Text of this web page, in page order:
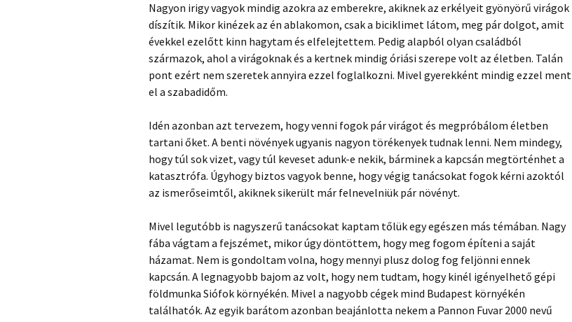
Nagyon irigy vagyok mindig azokra az emberekre, akiknek az erkélyeit gyönyörű virágok
díszítik. Mikor kinézek az én ablakomon, csak a biciklimet látom, meg pár dolgot, amit
évekkel ezelőtt kinn hagytam és elfelejtettem. Pedig alapból olyan családból
származok, ahol a virágoknak és a kertnek mindig óriási szerepe volt az életben. Talán
pont ezért nem szeretek annyira ezzel foglalkozni. Mivel gyerekként mindig ezzel ment
el a szabadidőm.
Idén azonban azt tervezem, hogy venni fogok pár virágot és megpróbálom életben
tartani őket. A benti növények ugyanis nagyon törékenyek tudnak lenni. Nem mindegy,
hogy túl sok vizet, vagy túl keveset adunk-e nekik, bárminek a kapcsán megtörténhet a
katasztrófa. Úgyhogy biztos vagyok benne, hogy végig tanácsokat fogok kérni azoktól
az ismerőseimtől, akiknek sikerült már felnevelniük pár növényt.
Mivel legutóbb is nagyszerű tanácsokat kaptam tőlük egy egészen más témában. Nagy
fába vágtam a fejszémet, mikor úgy döntöttem, hogy meg fogom építeni a saját
házamat. Nem is gondoltam volna, hogy mennyi plusz dolog fog feljönni ennek
kapcsán. A legnagyobb bajom az volt, hogy nem tudtam, hogy kinél igényelhető gépi
földmunka Siófok környékén. Mivel a nagyobb cégek mind Budapest környékén
találhatók. Az egyik barátom azonban beajánlotta nekem a Pannon Fuvar 2000 nevű